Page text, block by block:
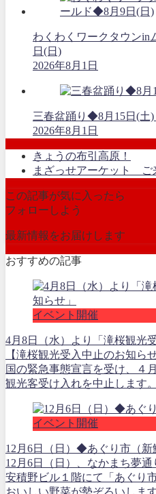
わくわくワークタウン
日(日)
2026年8月1日
三春盆踊り◆8月15日(土)
2026年8月1日
きょうの布引高原！
まざっせアーケット ご
この記事が気に入ったら
フォローしよう
最新情報をお届けします
おすすめの記事
イベント開催
4月8日（水）より「滝桜観光
【滝桜観光受入中止のお知ら
国の緊急事態宣言を受け、４
観光客受け入れを中止します
イベント開催
12月6日（日）◆あぐり市（新
12月6日（日）、なかまち夢
安積野ビル１階にて「あぐり
おいしい野菜が勢ぞろいします